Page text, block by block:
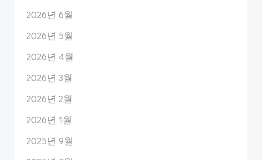
2026년 6월
2026년 5월
2026년 4월
2026년 3월
2026년 2월
2026년 1월
2025년 9월